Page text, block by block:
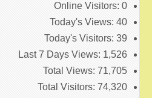
Online Visitors: 0
Today's Views: 40
Today's Visitors: 39
Last 7 Days Views: 1,526
Total Views: 71,705
Total Visitors: 74,320